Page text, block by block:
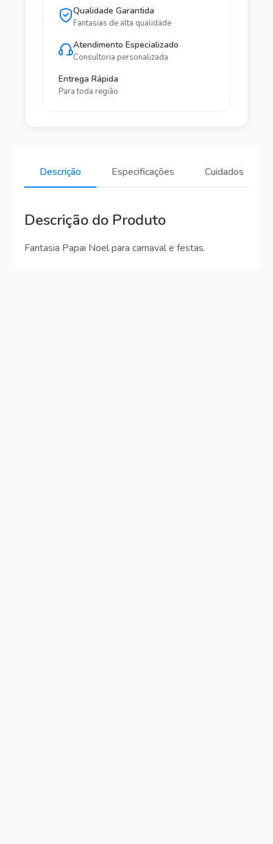
Qualidade Garantida
Fantasias de alta qualidade
Atendimento Especializado
Consultoria personalizada
Entrega Rápida
Para toda região
Descrição Especificações Cuidados
Descrição do Produto
Fantasia Papai Noel para carnaval e festas.